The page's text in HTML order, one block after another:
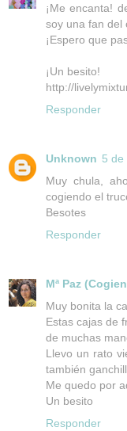
¡Me encanta!
soy una fan del
¡Espero que
¡Un besito!
http://
Responder
Unknown 5 de
Muy chula,
cogiendo el
Besotes
Responder
Mª Paz
Muy bonita la
Estas cajas de
de muchas
Llevo un rato
también
Me quedo por
Un besito
Responder